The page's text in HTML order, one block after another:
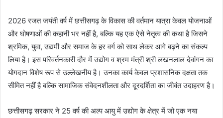
2026 रजत जयंती वर्ष में छत्तीसगढ़ के विकास की वर्तमान यात्रा केवल योजनाओं
और घोषणाओं की कहानी भर नहीं है, बल्कि यह एक ऐसे नेतृत्व की कथा है जिसने
श्रमिक, युवा, उद्यमी और समाज के हर वर्ग को साथ लेकर आगे बढ़ने का संकल्प
लिया है। इस परिवर्तनकारी दौर में उद्योग व श्रम मंत्री श्री लखनलाल देवांगन का
योगदान विशेष रूप से उल्लेखनीय है। उनका कार्य केवल प्रशासनिक दक्षता तक
सीमित नहीं है बल्कि सामाजिक संवेदनशीलता और दूरदर्शिता का जीवंत उदाहरण है।
छत्तीसगढ़ सरकार ने 25 वर्ष की अल्प आयु में उद्योग के क्षेत्र में जो एक नया